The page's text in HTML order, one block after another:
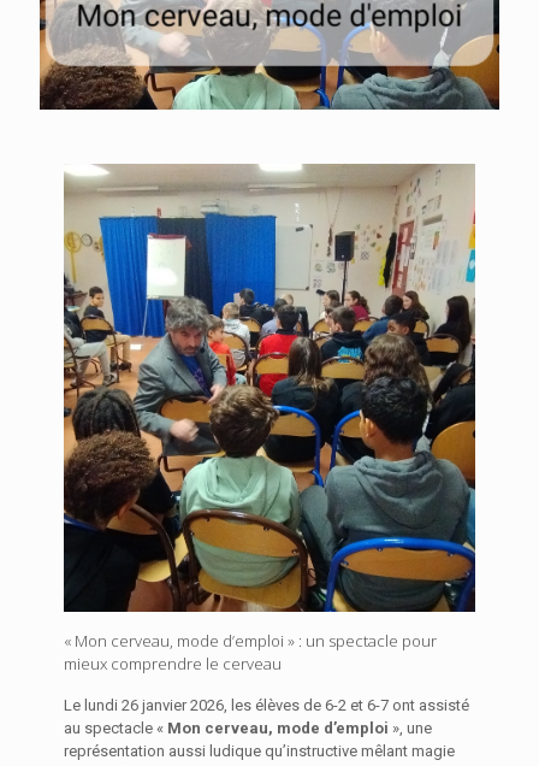
« Mon cerveau, mode d’emploi » : un spectacle pour
mieux comprendre le cerveau
Le lundi 26 janvier 2026, les élèves de 6-2 et 6-7 ont assisté
au spectacle « Mon cerveau, mode d’emploi », une
représentation aussi ludique qu’instructive mêlant magie